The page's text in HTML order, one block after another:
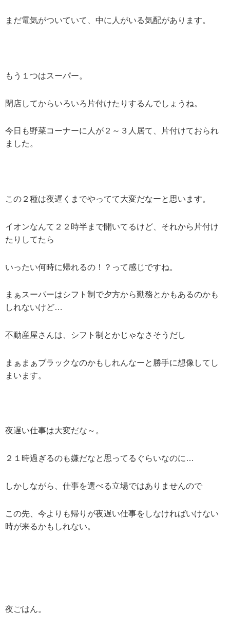
まだ電気がついていて、中に人がいる気配があります。
もう１つはスーパー。
閉店してからいろいろ片付けたりするんでしょうね。
今日も野菜コーナーに人が２～３人居て、片付けておられ
ました。
この２種は夜遅くまでやってて大変だなーと思います。
イオンなんて２２時半まで開いてるけど、それから片付け
たりしてたら
いったい何時に帰れるの！？って感じですね。
まぁスーパーはシフト制で夕方から勤務とかもあるのかも
しれないけど…
不動産屋さんは、シフト制とかじゃなさそうだし
まぁまぁブラックなのかもしれんなーと勝手に想像してし
まいます。
夜遅い仕事は大変だな～。
２１時過ぎるのも嫌だなと思ってるぐらいなのに…
しかしながら、仕事を選べる立場ではありませんので
この先、今よりも帰りが夜遅い仕事をしなければいけない
時が来るかもしれない。
夜ごはん。